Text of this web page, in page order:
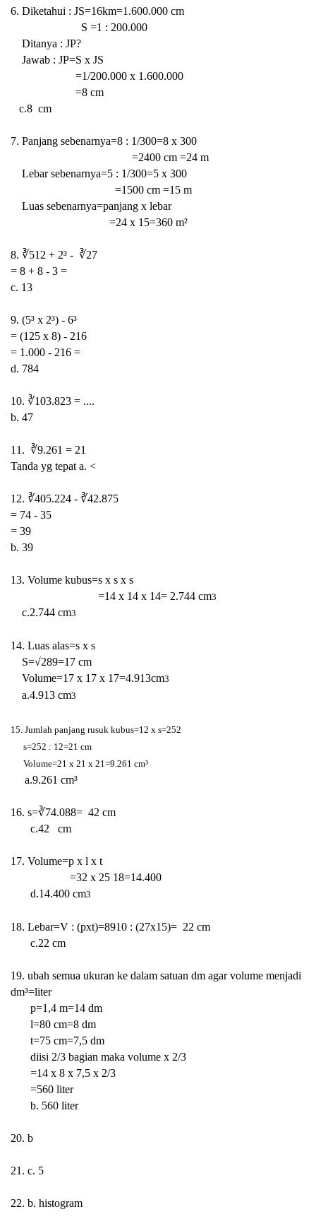
6. Diketahui : JS=16km=1.600.000 cm
S =1 : 200.000
Ditanya : JP?
Jawab : JP=S x JS
=1/200.000 x 1.600.000
=8 cm
c.8 cm
7. Panjang sebenarnya=8 : 1/300=8 x 300
=2400 cm =24 m
Lebar sebenarnya=5 : 1/300=5 x 300
=1500 cm =15 m
Luas sebenarnya=panjang x lebar
=24 x 15=360 m²
8. ∛512 + 2³ - ∛27
= 8 + 8 - 3 =
c. 13
9. (5³ x 2³) - 6³
= (125 x 8) - 216
= 1.000 - 216 =
d. 784
10. ∛103.823 = ....
b. 47
11. ∛9.261 = 21
Tanda yg tepat a. <
12. ∛405.224 - ∛42.875
= 74 - 35
= 39
b. 39
13. Volume kubus=s x s x s
=14 x 14 x 14= 2.744 cm3
c.2.744 cm3
14. Luas alas=s x s
S=√289=17 cm
Volume=17 x 17 x 17=4.913cm3
a.4.913 cm3
15. Jumlah panjang rusuk kubus=12 x s=252
s=252 : 12=21 cm
Volume=21 x 21 x 21=9.261 cm³
a.9.261 cm³
16. s=∛74.088= 42 cm
c.42 cm
17. Volume=p x l x t
=32 x 25 18=14.400
d.14.400 cm3
18. Lebar=V : (pxt)=8910 : (27x15)= 22 cm
c.22 cm
19. ubah semua ukuran ke dalam satuan dm agar volume menjadi
dm³=liter
p=1,4 m=14 dm
l=80 cm=8 dm
t=75 cm=7,5 dm
diisi 2/3 bagian maka volume x 2/3
=14 x 8 x 7,5 x 2/3
=560 liter
b. 560 liter
20. b
21. c. 5
22. b. histogram